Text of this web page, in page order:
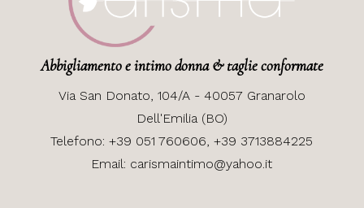
Abbigliamento e intimo donna & taglie conformate
Via San Donato, 104/A - 40057 Granarolo
Dell'Emilia (BO)
Telefono:+39 051 760606,+39 3713884225
Email: carismaintimo@yahoo.it